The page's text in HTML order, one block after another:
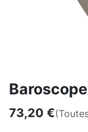
73,20 €